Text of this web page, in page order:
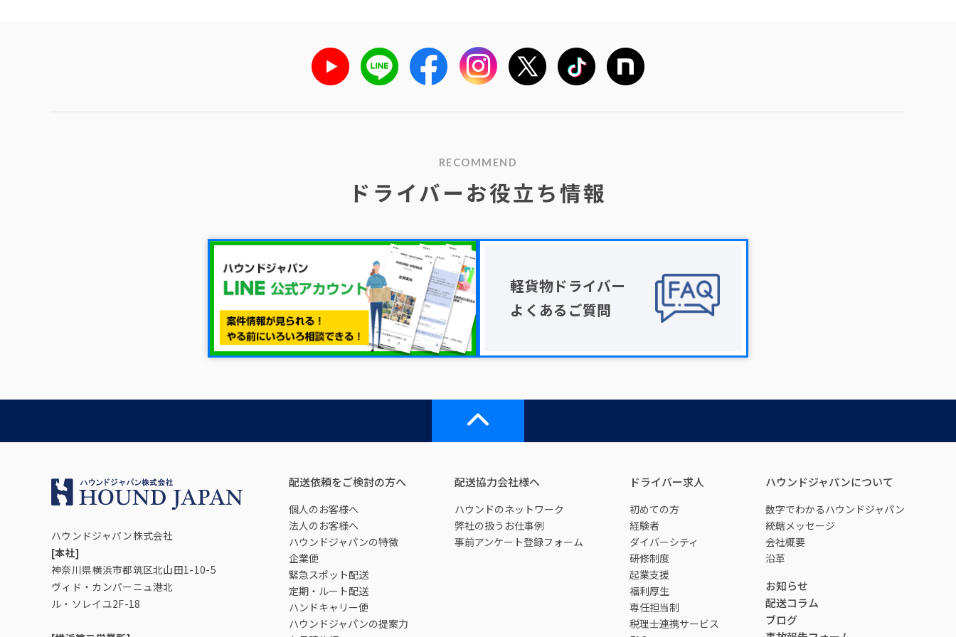
RECOMMEND
ドライバーお役立ち情報
軽貨物ドライバー
よくあるご質問
ハウンドジャパン株式会社
[本社]
神奈川県横浜市都筑区北山田1-10-5
ヴィド・カンパーニュ港北
ル・ソレイユ2F-18
配送依頼をご検討の方へ
個人のお客様へ
法人のお客様へ
ハウンドジャパンの特徴
企業便
緊急スポット配送
定期・ルート配送
ハンドキャリー便
ハウンドジャパンの提案力
配送協力会社様へ
ハウンドのネットワーク
弊社の扱うお仕事例
事前アンケート登録フォーム
ドライバー求人
初めての方
経験者
ダイバーシティ
研修制度
起業支援
福利厚生
専任担当制
税理士連携サービス
ハウンドジャパンについて
数字でわかるハウンドジャパン
統轄メッセージ
会社概要
沿革
お知らせ
配送コラム
ブログ